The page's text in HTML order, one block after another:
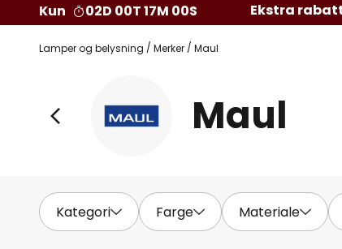
Kun
02D 00T 16M 58S Ekstra rabatt:
Lamper og belysning Merker Maul
Maul
Kategori Farge Materiale